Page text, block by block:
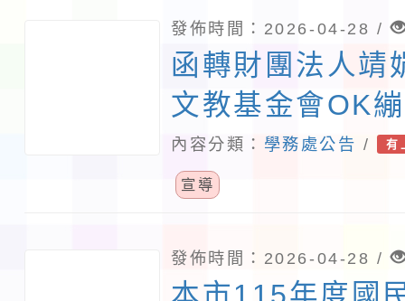
項1份，請貴校
請查照。
發佈時間：2026-04-28 /
函轉財團法人靖
文教基金會OK
中心將於115年
期二)辦理「115
校踴躍參加並協
內容分類： 學務處公告 / 有
宣導
發佈時間：2026-04-28 /